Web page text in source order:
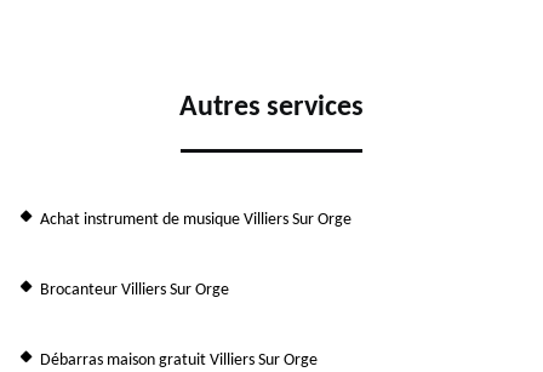
Autres services
Achat instrument de musique Villiers Sur Orge
Brocanteur Villiers Sur Orge
Débarras maison gratuit Villiers Sur Orge